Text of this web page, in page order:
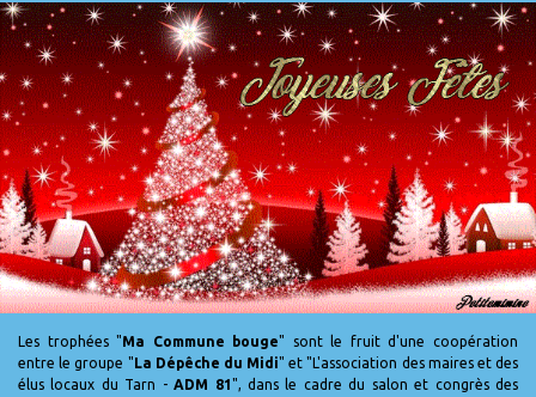
Les trophées "Ma Commune bouge" sont le fruit d'une coopération
entre le groupe "La Dépêche du Midi" et "L'association des maires et des
élus locaux du Tarn -ADM 81", dans le cadre du salon et congrès des